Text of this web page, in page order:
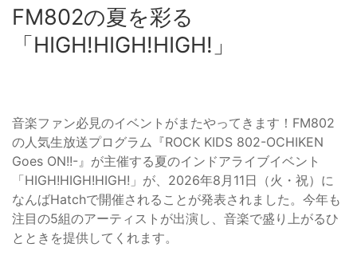
FM802の夏を彩る
「HIGH!HIGH!HIGH!」
音楽ファン必見のイベントがまたやってきます！FM802
の人気生放送プログラム『ROCK KIDS 802-OCHIKEN
Goes ON!!-』が主催する夏のインドアライブイベント
「HIGH!HIGH!HIGH!」が、2026年8月11日（火・祝）に
なんばHatchで開催されることが発表されました。今年も
注目の5組のアーティストが出演し、音楽で盛り上がるひ
とときを提供してくれます。